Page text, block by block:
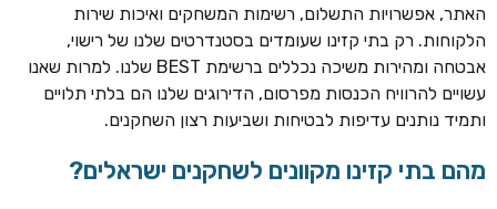
חבילת קבלת פנים: בונוס 100% עד 300€ + 100 ספיני בונוס על
ההפקדה הראשונה
האתר, אפשרויות התשלום, רשימות המשחקים ואיכות שירות
הלקוחות. רק בתי קזינו שעומדים בסטנדרטים שלנו של רישוי,
אבטחה ומהירות משיכה נכללים ברשימת BEST שלנו. למרות שאנו
עשויים להרוויח הכנסות מפרסום, הדירוגים שלנו הם בלתי תלויים
ותמיד נותנים עדיפות לבטיחות ושביעות רצון השחקנים.
מהם בתי קזינו מקוונים לשחקנים ישראלים?